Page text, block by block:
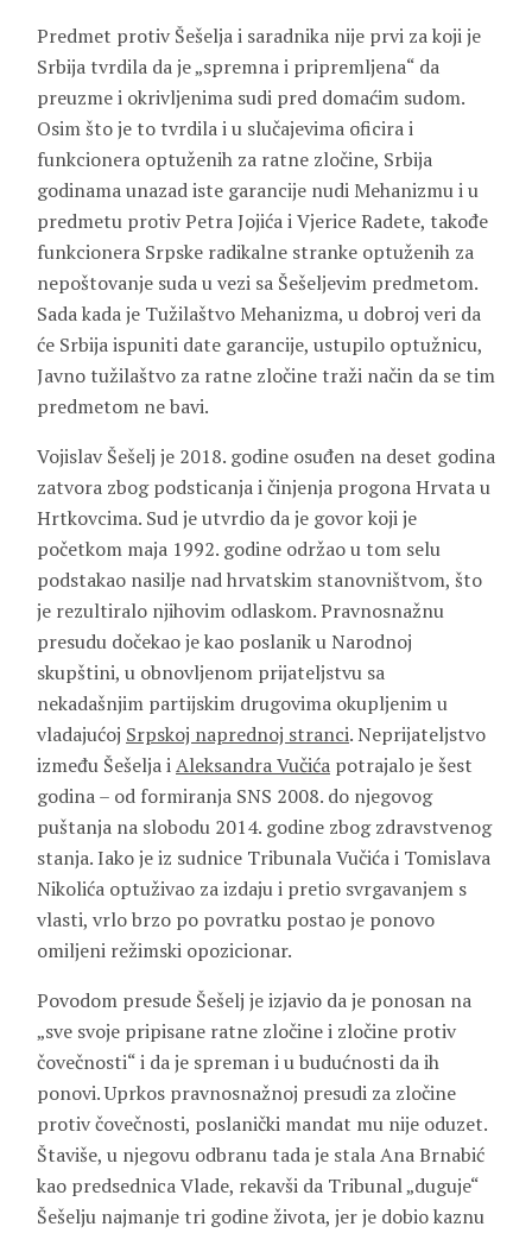
Predmet protiv Šešelja i saradnika nije prvi za koji je
Srbija tvrdila da je „spremna i pripremljena“ da
preuzme i okrivljenima sudi pred domaćim sudom.
Osim što je to tvrdila i u slučajevima oficira i
funkcionera optuženih za ratne zločine, Srbija
godinama unazad iste garancije nudi Mehanizmu i u
predmetu protiv Petra Jojića i Vjerice Radete, takođe
funkcionera Srpske radikalne stranke optuženih za
nepoštovanje suda u vezi sa Šešeljevim predmetom.
Sada kada je Tužilaštvo Mehanizma, u dobroj veri da
će Srbija ispuniti date garancije, ustupilo optužnicu,
Javno tužilaštvo za ratne zločine traži način da se tim
predmetom ne bavi.
Vojislav Šešelj je 2018. godine osuđen na deset godina
zatvora zbog podsticanja i činjenja progona Hrvata u
Hrtkovcima. Sud je utvrdio da je govor koji je
početkom maja 1992. godine održao u tom selu
podstakao nasilje nad hrvatskim stanovništvom, što
je rezultiralo njihovim odlaskom. Pravnosnažnu
presudu dočekao je kao poslanik u Narodnoj
skupštini, u obnovljenom prijateljstvu sa
nekadašnjim partijskim drugovima okupljenim u
vladajućoj Srpskoj naprednoj stranci. Neprijateljstvo
između Šešelja iAleksandra Vučića potrajalo je šest
godina – od formiranja SNS 2008. do njegovog
puštanja na slobodu 2014. godine zbog zdravstvenog
stanja. Iako je iz sudnice Tribunala Vučića i Tomislava
Nikolića optuživao za izdaju i pretio svrgavanjem s
vlasti, vrlo brzo po povratku postao je ponovo
omiljeni režimski opozicionar.
Povodom presude Šešelj je izjavio da je ponosan na
„sve svoje pripisane ratne zločine i zločine protiv
čovečnosti“ i da je spreman i u budućnosti da ih
ponovi. Uprkos pravnosnažnoj presudi za zločine
protiv čovečnosti, poslanički mandat mu nije oduzet.
Štaviše, u njegovu odbranu tada je stala Ana Brnabić
kao predsednica Vlade, rekavši da Tribunal „duguje“
Šešelju najmanje tri godine života, jer je dobio kaznu